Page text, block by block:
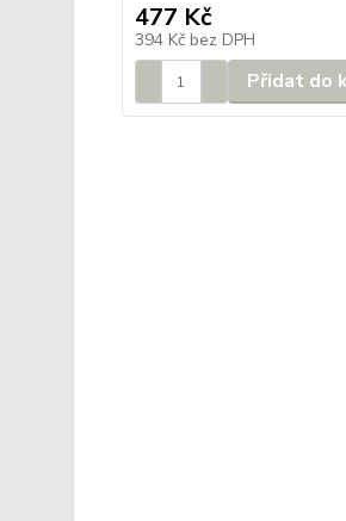
477 Kč
394 Kč bez DPH
Přidat do